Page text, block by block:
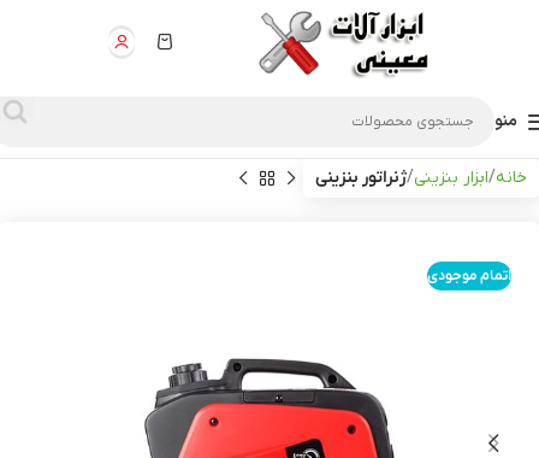
منو
خانه ابزار بنزینی ژنراتور بنزینی
اتمام موجودی